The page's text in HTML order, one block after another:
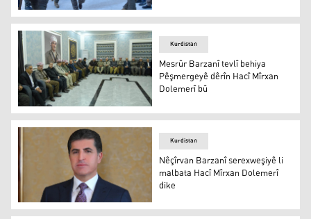
Serok Barzanî tevlî behiya Hacî Mîrxan Dolemerî bû
Mesrûr Barzanî tevlî behiya Pêşmergeyê dêrîn Hacî
Kurdistan
Mesrûr Barzanî tevlî behiya
Pêşmergeyê dêrîn Hacî Mîrxan
Dolemerî bû
Nêçîrvan Barzanî
Kurdistan
Nêçîrvan Barzanî serexweşiyê li
malbata Hacî Mîrxan Dolemerî
dike